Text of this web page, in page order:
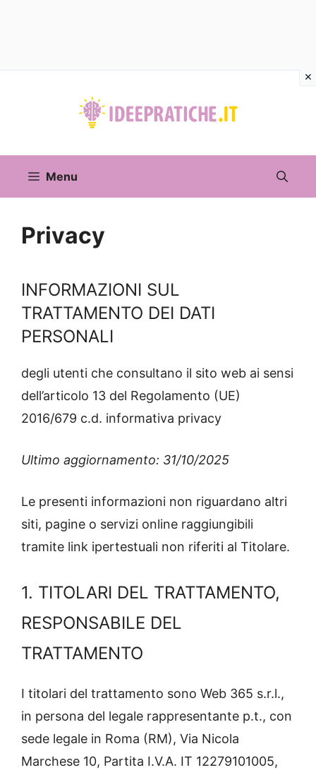
Menu
Privacy
INFORMAZIONI SUL
TRATTAMENTO DEI DATI
PERSONALI
degli utenti che consultano il sito web ai sensi
dell’articolo 13 del Regolamento (UE)
2016/679 c.d. informativa privacy
Ultimo aggiornamento: 31/10/2025
Le presenti informazioni non riguardano altri
siti, pagine o servizi online raggiungibili
tramite link ipertestuali non riferiti al Titolare.
1. TITOLARI DEL TRATTAMENTO,
RESPONSABILE DEL
TRATTAMENTO
I titolari del trattamento sono Web 365 s.r.l.,
in persona del legale rappresentante p.t., con
sede legale in Roma (RM), Via Nicola
Marchese 10, Partita I.V.A. IT 12279101005,